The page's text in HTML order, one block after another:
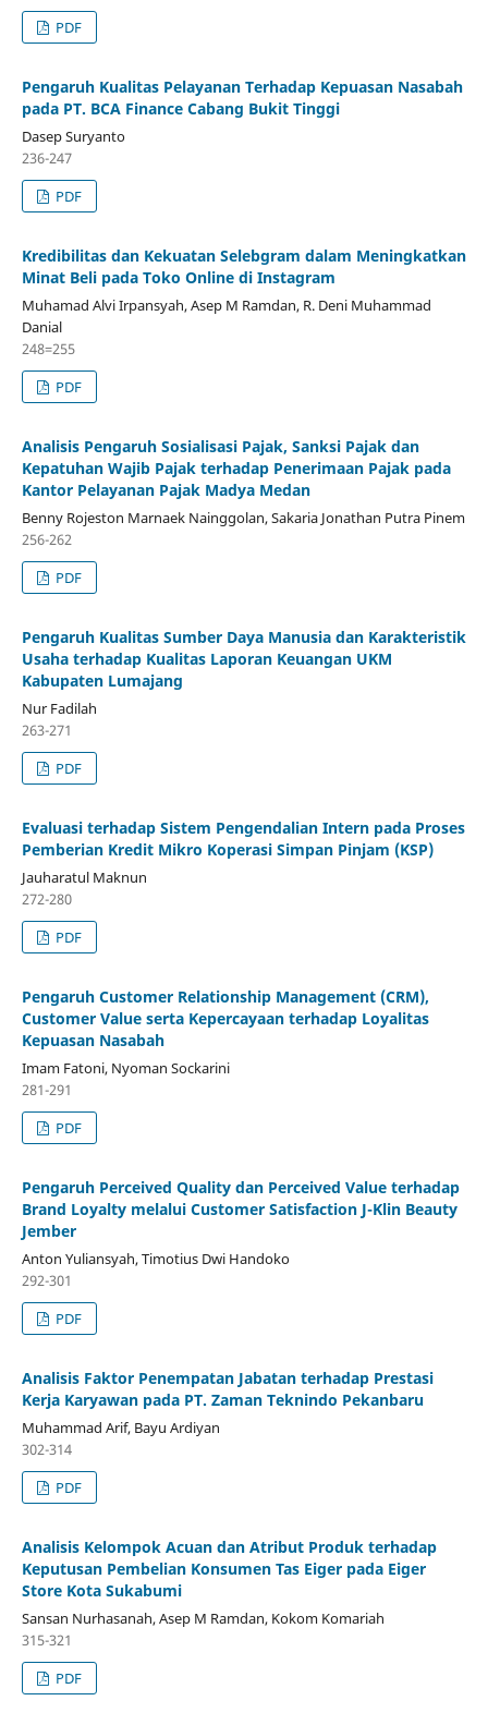
PDF
Pengaruh Kualitas Pelayanan Terhadap Kepuasan Nasabah
pada PT. BCA Finance Cabang Bukit Tinggi
Dasep Suryanto
236-247
PDF
Kredibilitas dan Kekuatan Selebgram dalam Meningkatkan
Minat Beli pada Toko Online di Instagram
Muhamad Alvi Irpansyah, Asep M Ramdan, R. Deni Muhammad
Danial
248=255
PDF
Analisis Pengaruh Sosialisasi Pajak, Sanksi Pajak dan
Kepatuhan Wajib Pajak terhadap Penerimaan Pajak pada
Kantor Pelayanan Pajak Madya Medan
Benny Rojeston Marnaek Nainggolan, Sakaria Jonathan Putra Pinem
256-262
PDF
Pengaruh Kualitas Sumber Daya Manusia dan Karakteristik
Usaha terhadap Kualitas Laporan Keuangan UKM
Kabupaten Lumajang
Nur Fadilah
263-271
PDF
Evaluasi terhadap Sistem Pengendalian Intern pada Proses
Pemberian Kredit Mikro Koperasi Simpan Pinjam (KSP)
Jauharatul Maknun
272-280
PDF
Pengaruh Customer Relationship Management (CRM),
Customer Value serta Kepercayaan terhadap Loyalitas
Kepuasan Nasabah
Imam Fatoni, Nyoman Sockarini
281-291
PDF
Pengaruh Perceived Quality dan Perceived Value terhadap
Brand Loyalty melalui Customer Satisfaction J-Klin Beauty
Jember
Anton Yuliansyah, Timotius Dwi Handoko
292-301
PDF
Analisis Faktor Penempatan Jabatan terhadap Prestasi
Kerja Karyawan pada PT. Zaman Teknindo Pekanbaru
Muhammad Arif, Bayu Ardiyan
302-314
PDF
Analisis Kelompok Acuan dan Atribut Produk terhadap
Keputusan Pembelian Konsumen Tas Eiger pada Eiger
Store Kota Sukabumi
Sansan Nurhasanah, Asep M Ramdan, Kokom Komariah
315-321
PDF